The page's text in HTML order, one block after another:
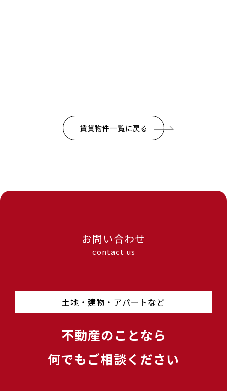
賃貸物件一覧に戻る
お問い合わせ
contact us
土地・建物・アパートなど
不動産のことなら
何でもご相談ください